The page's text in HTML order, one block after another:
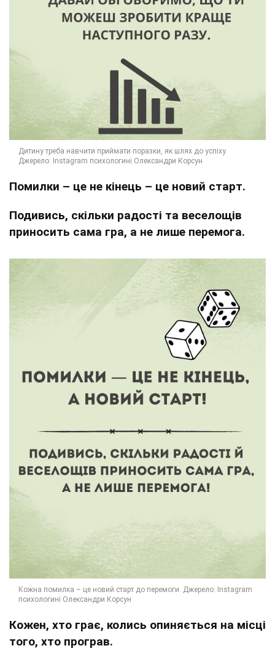
Помилки – це не кінець – це новий старт.
Подивись, скільки радості та веселощів
приносить сама гра, а не лише перемога.
Кожен, хто грає, колись опиняється на місці
того, хто програв.